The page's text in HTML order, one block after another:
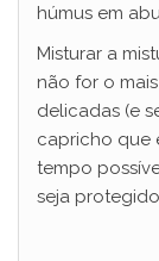
húmus em
Misturar a
não for o
delicadas (e
capricho que
tempo
seja